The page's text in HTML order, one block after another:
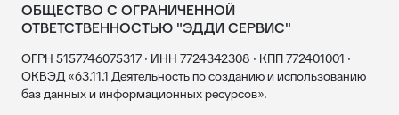
ОБЩЕСТВО С ОГРАНИЧЕННОЙ
ОТВЕТСТВЕННОСТЬЮ "ЭДДИ СЕРВИС"
ОГРН 5157746075317 · ИНН 7724342308 · КПП 772401001 ·
ОКВЭД «63.11.1 Деятельность по созданию и использованию
баз данных и информационных ресурсов».